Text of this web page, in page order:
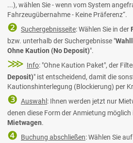
...), wählen Sie - wenn vom System
Fahrzeugübernahme - Keine Präferenz“.
❷ Suchergebnisseite: Wählen Sie in der
bzw. unterhalb der Suchergebnisse "
Ohne Kaution (No Deposit)".
⋙ Info: "Ohne Kaution Paket", der
Deposit)" ist entscheidend, damit die
Kautionshinterlegung (Blockierung) per
❸ Auswahl : Ihnen werden jetzt nur
denen diese Form der Anmietung möglich
Mietwagen.
❹ Buchung abschließen: Wählen Sie